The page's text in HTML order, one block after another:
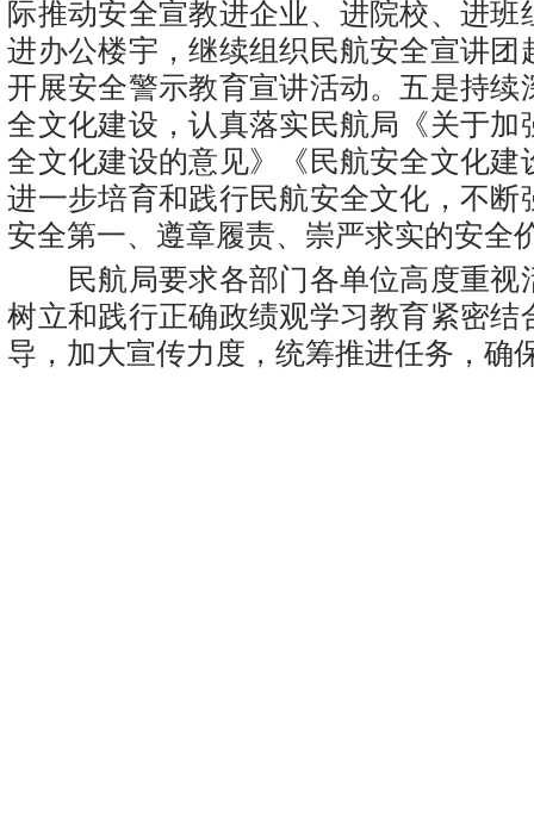
际推动安全宣教进企业、进院校、进班
进办公楼宇，继续组织民航安全宣讲团
开展安全警示教育宣讲活动。五是持续
全文化建设，认真落实民航局《关于加
全文化建设的意见》《民航安全文化建
进一步培育和践行民航安全文化，不断
安全第一、遵章履责、崇严求实的安全
民航局要求各部门各单位高度重视
树立和践行正确政绩观学习教育紧密结
导，加大宣传力度，统筹推进任务，确